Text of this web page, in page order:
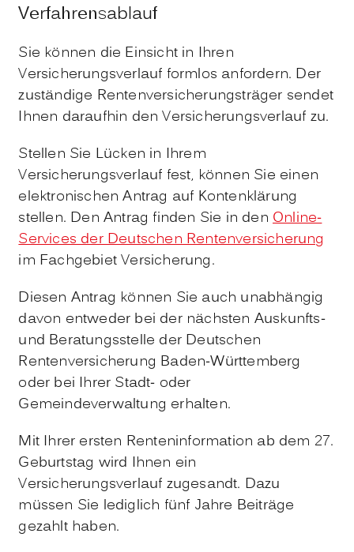
Verfahrensablauf
Sie können die Einsicht in Ihren
Versicherungsverlauf formlos anfordern. Der
zuständige Rentenversicherungsträger sendet
Ihnen daraufhin den Versicherungsverlauf zu.
Stellen Sie Lücken in Ihrem
Versicherungsverlauf fest, können Sie einen
elektronischen Antrag auf Kontenklärung
stellen. Den Antrag finden Sie in den Online-
Services der Deutschen Rentenversicherung
im Fachgebiet Versicherung.
Diesen Antrag können Sie auch unabhängig
davon entweder bei der nächsten Auskunfts-
und Beratungsstelle der Deutschen
Rentenversicherung Baden-Württemberg
oder bei Ihrer Stadt- oder
Gemeindeverwaltung erhalten.
Mit Ihrer ersten Renteninformation ab dem 27.
Geburtstag wird Ihnen ein
Versicherungsverlauf zugesandt. Dazu
müssen Sie lediglich fünf Jahre Beiträge
gezahlt haben.